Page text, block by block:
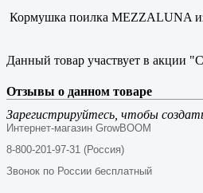
Кормушка поилка MEZZALUNA
Данный товар участвует в акции
Отзывы о данном товаре
Зарегистрируйтесь, чтобы
Интернет-магазин GrowBOOM
8-800-201-97-31 (Россия)
Звонок по России бесплатный